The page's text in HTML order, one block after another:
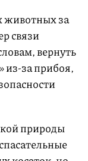
животных за
связи
вернуть
из-за прибоя,
природы